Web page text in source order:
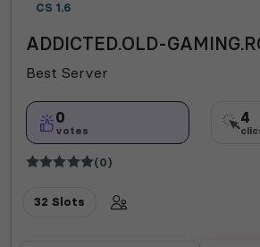
CS 1.6
ADDICTED.OLD-
Best Server
0
votes
4
(0)
32 Slots